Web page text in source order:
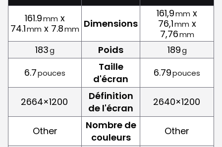
161.9mm x
74.1mm x 7.8mm Dimensions
161,9mm x
76,1mm x
7,76mm
183g Poids 189g
6.7pouces
Taille
d'écran
6.79pouces
2664×1200
Définition
de l'écran
2640×1200
Other
Nombre de
couleurs
Other